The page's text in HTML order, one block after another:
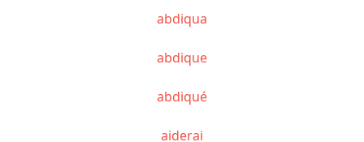
abdiqua
abdique
abdiqué
aiderai